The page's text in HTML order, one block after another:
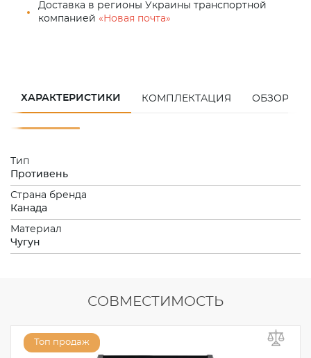
Доставка в регионы Украины транспортной
компанией «Новая почта»
ХАРАКТЕРИСТИКИ КОМПЛЕКТАЦИЯ ОБЗОР
Тип
Противень
Страна бренда
Канада
Материал
Чугун
СОВМЕСТИМОСТЬ
Топ продаж